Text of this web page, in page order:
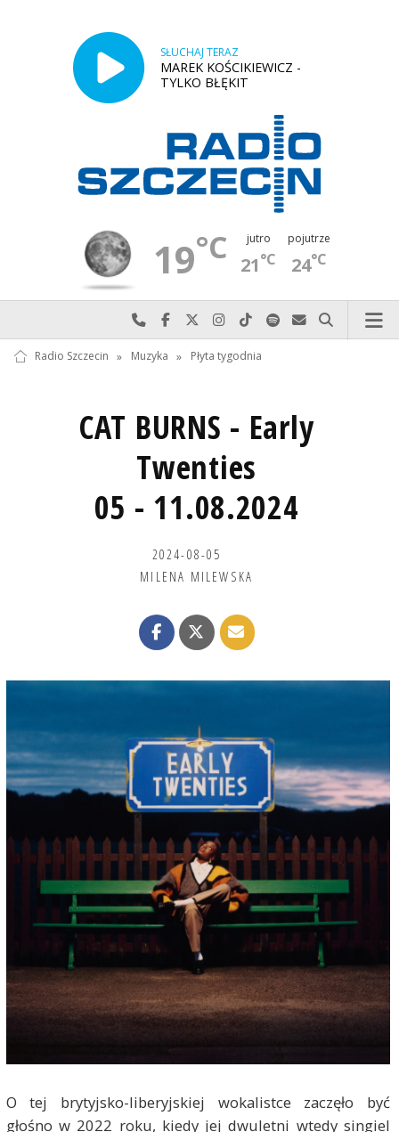
SŁUCHAJ TERAZ
MAREK KOŚCIKIEWICZ -
TYLKO BŁĘKIT
19°C jutro
21°C
pojutrze
24°C
Najlepiej po prostu do nas zadzwoń
Odwiedź nas na Facebook-u
Odwiedź nas na X
Odwiedź nas na Instagram-ie
Odwiedź nas na TikTok-u
Szukaj nas na Spotify
Wyślij do nas
Szukaj
Radio Szczecin » Muzyka » Płyta tygodnia
CAT BURNS - Early
Twenties
05 - 11.08.2024
2024-08-05
MILENA MILEWSKA
O tej brytyjsko-liberyjskiej wokalistce zaczęło być
głośno w 2022 roku, kiedy jej dwuletni wtedy singiel